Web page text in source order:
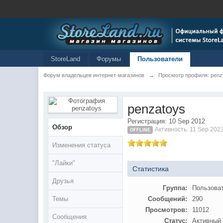
StoreLand Форумы Пользователи
Форум владельцев интернет-магазинов → Просмотр профиля:
Обзор
Изменения статуса
"Лайки"
Друзья
Темы
Сообщения
penzatoys
Регистрация: 10 Sep 2012
OFFLINE Активность: 11 Sep
Статистика
Группа:
Сообщений:
290
Просмотров:
11012
Статус:
Активный